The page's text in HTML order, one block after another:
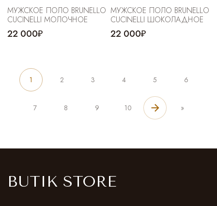
МУЖСКОЕ ПОЛО BRUNELLO
CUCINELLI МОЛОЧНОЕ
22 000₽
МУЖСКОЕ ПОЛО BRUNELLO
CUCINELLI ШОКОЛАДНОЕ
22 000₽
1 2 3 4 5 6
7 8 9 10 »
BUTIK STORE